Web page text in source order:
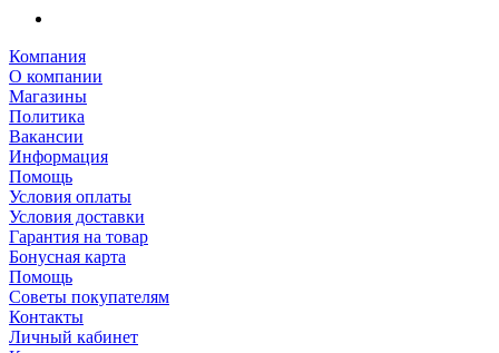
Компания
О компании
Магазины
Политика
Вакансии
Информация
Помощь
Условия оплаты
Условия доставки
Гарантия на товар
Бонусная карта
Помощь
Советы покупателям
Контакты
Личный кабинет